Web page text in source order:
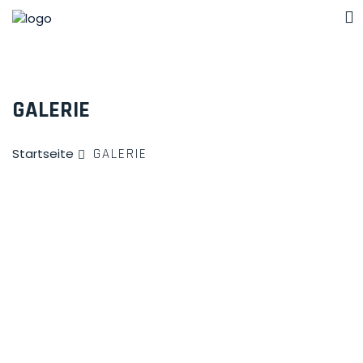
GALERIE
Startseite GALERIE